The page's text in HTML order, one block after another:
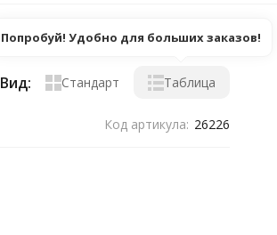
Вид: Стандарт Таблица
Код артикула: 26226
Попробуй! Удобно для больших заказов!